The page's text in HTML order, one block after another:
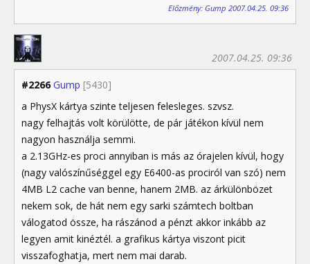
Előzmény: Gump 2007.04.25. 09:36
#2266 Gump [5430]
2007.04.25. 09:36
a PhysX kártya szinte teljesen felesleges. szvsz.
nagy felhajtás volt körülötte, de pár játékon kívül nem
nagyon használja semmi.
a 2.13GHz-es proci annyiban is más az órajelen kívül, hogy
(nagy valószínűséggel egy E6400-as prociról van szó) nem
4MB L2 cache van benne, hanem 2MB. az árkülönbözet
nekem sok, de hát nem egy sarki számtech boltban
válogatod össze, ha rászánod a pénzt akkor inkább az
legyen amit kinéztél. a grafikus kártya viszont picit
visszafoghatja, mert nem mai darab.